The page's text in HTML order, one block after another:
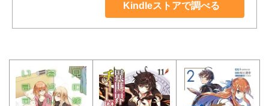
Kindleストアで調べる